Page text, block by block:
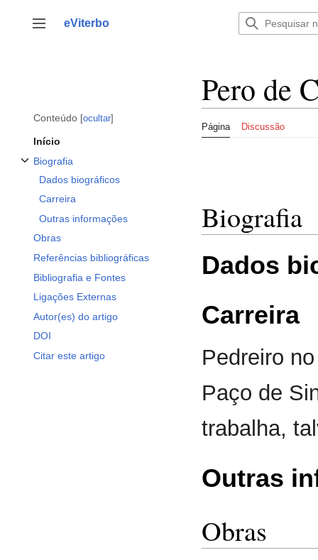
para
Alternar barra lateral
eViterbo
Conteúdo ocultar
Início
Biografia
Dados biográficos
Carreira
Outras informações
Obras
Referências bibliográficas
Bibliografia e Fontes
Ligações Externas
Autor(es) do artigo
DOI
Citar este artigo
Pero de
Página Discussão
Biografia
Dados
Carreira
Pedreiro
Paço de
trabalha,
Outras
Obras